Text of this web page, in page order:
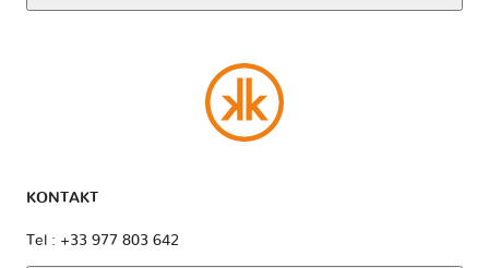
KONTAKT
Tel : +33 977 803 642